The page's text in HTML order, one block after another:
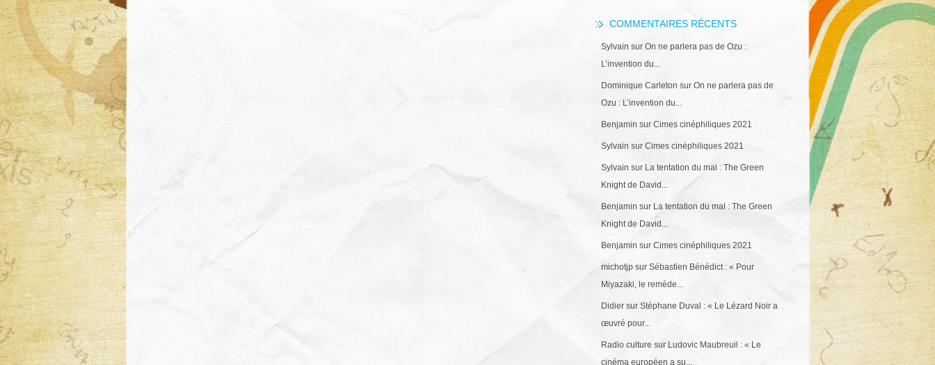
COMMENTAIRES RÉCENTS
Sylvain sur On ne parlera pas de Ozu :
L’invention du...
Dominique Carleton sur On ne parlera pas de
Ozu : L’invention du...
Benjamin sur Cimes cinéphiliques 2021
Sylvain sur Cimes cinéphiliques 2021
Sylvain sur La tentation du mal : The Green
Knight de David...
Benjamin sur La tentation du mal : The Green
Knight de David...
Benjamin sur Cimes cinéphiliques 2021
michotjpsur Sébastien Bénédict : « Pour
Miyazaki, le remède...
Didiersur Stéphane Duval : « Le Lézard Noir a
œuvré pour...
Radio culture sur Ludovic Maubreuil : « Le
cinéma européen a su...